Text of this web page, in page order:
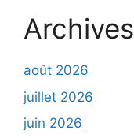
Archives
août 2026
juillet 2026
juin 2026